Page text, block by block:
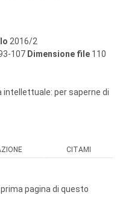
2016/2
107 Dimensione file 110
intellettuale: per saperne di
CITAMI
pagina di questo